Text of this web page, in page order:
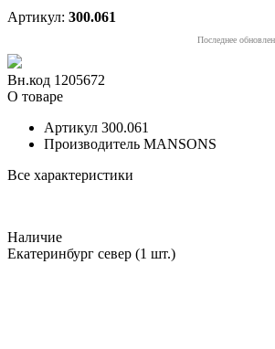
Артикул: 300.061
Последнее
Вн.код 1205672
О товаре
Артикул 300.061
Производитель MANSONS
Все характеристики
Наличие
Екатеринбург север (1 шт.)